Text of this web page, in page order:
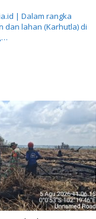
| Dalam rangka
dan lahan (Karhutla) di